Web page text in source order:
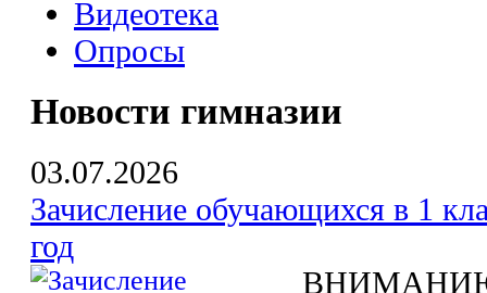
Видеотека
Опросы
Новости гимназии
03.07.2026
Зачисление обучающихся в 1
год